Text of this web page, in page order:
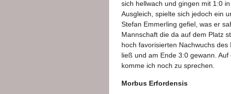
sich hellwach und gingen mit 1:0
Ausgleich, spielte sich jedoch ein
Stefan Emmerling gefiel, was er
Mannschaft die da auf dem Platz
hoch favorisierten Nachwuchs
ließ und am Ende 3:0 gewann.
komme ich noch zu sprechen.
Morbus Erfordensis